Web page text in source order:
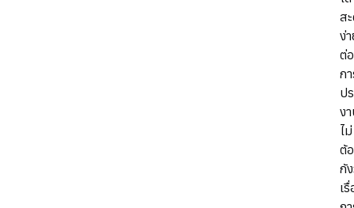
ส
ง่
ต่อ
ก
ป
ง
ไม่
ต้
กั
เ